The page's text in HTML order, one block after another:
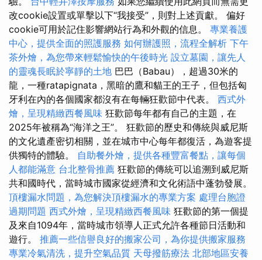
改cookie設置或單擊以下“我接受”，則對上述貢獻。 偏好
cookie可用於記住影響網站行為和外觀的信息。 專業養護
中心，提供全面的照護服務 如何辦護照，流程全解析 下午
茶外燴，為您帶來輕鬆愉快的午後時光 設立墓園，讓先人
的靈魂長眠於寧靜的土地 巴巴（Babau），超過30米的
龍，一種ratapignata，黑暗的鷹和貓王的王子，但包括匈
牙利在內的各個國家都沒有在每輛狂歡節中代表。 西式外
燴，呈現精緻西餐風味 狂歡節每年都有自己的主題，在
2025年被稱為“海洋之王”。 狂歡節的歷史和傳統與威尼斯
的文化遺產密切相關，並在城市中心每年都復活，為遊客提
供獨特的體驗。 自助餐外燴，提供各種豐富餐點，讓每個
人都能滿意 台北整骨推薦 狂歡節的傳統可以追溯到威尼斯
共和國時代，當時城市國家從經濟和文化術語中蓬勃發展。
頂樓漏水問題，為您解決頂樓漏水的專業方案 處理台胞證
過期問題 西式外燴，呈現精緻西餐風味 狂歡節的第一個提
及來自1094年，當時城市領導人正式允許各種節日活動和
遊行。 推薦一些信譽良好的搬家公司，為你提供搬家服務
專業冷氣清洗，提升空氣品質 天母撥筋療法 北部地區安養